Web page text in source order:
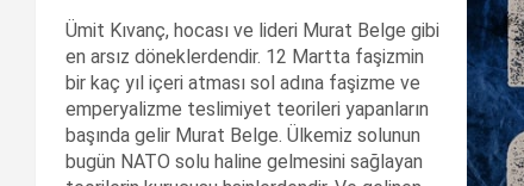
Ümit Kıvanç, hocası ve lideri Murat Belge gibi
en arsız döneklerdendir. 12 Martta faşizmin
bir kaç yıl içeri atması sol adına faşizme ve
emperyalizme teslimiyet teorileri yapanların
başında gelir Murat Belge. Ülkemiz solunun
bugün NATO solu haline gelmesini sağlayan